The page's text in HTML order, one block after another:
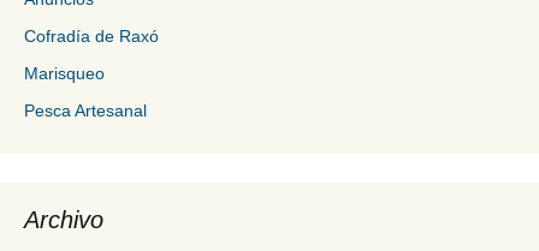
Cofradía de Raxó
Marisqueo
Pesca Artesanal
Archivo